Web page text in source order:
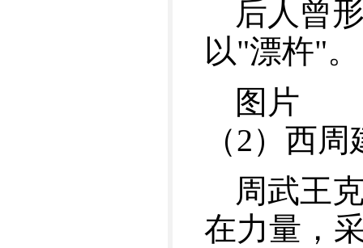
后人曾
以"漂杵"。
图片
（2）西
周武王
在力量，